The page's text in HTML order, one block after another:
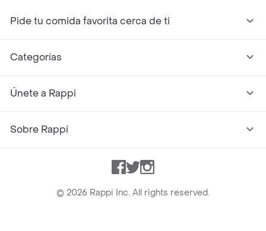
Pide tu comida favorita cerca de ti
Categorías
Únete a Rappi
Sobre Rappi
Facebook
TwitterInstagram
© 2026 Rappi Inc. All rights reserved.